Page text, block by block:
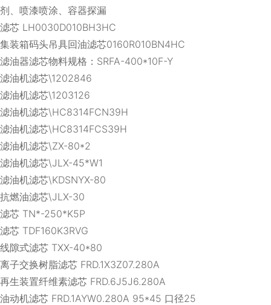
剂、喷漆喷涂、容器探漏
滤芯 LH0030D010BH3HC
集装箱码头吊具回油滤芯0160R010BN4HC
滤油器滤芯物料规格：SRFA-400*10F-Y
滤油机滤芯\1202846
滤油机滤芯\1203126
滤油机滤芯\HC8314FCN39H
滤油机滤芯\HC8314FCS39H
滤油机滤芯\ZX-80*2
滤油机滤芯\JLX-45*W1
滤油机滤芯\KDSNYX-80
抗燃油滤芯\JLX-30
滤芯 TN*-250*K5P
滤芯 TDF160K3RVG
线隙式滤芯 TXX-40*80
离子交换树脂滤芯 FRD.1X3Z07.280A
再生装置纤维素滤芯 FRD.6J5J6.280A
油动机滤芯 FRD.1AYW0.280A 95*45 口径25